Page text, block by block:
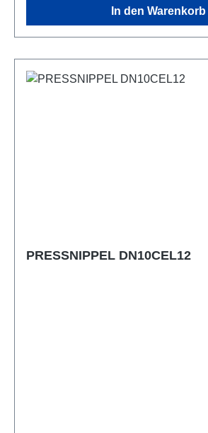
In den Warenkorb
PRESSNIPPEL DN10CEL12